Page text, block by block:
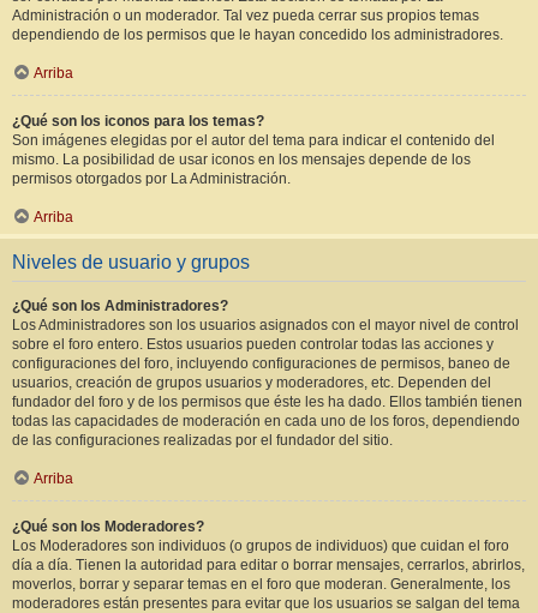
Administración o un moderador. Tal vez pueda cerrar sus propios temas
dependiendo de los permisos que le hayan concedido los administradores.
Arriba
¿Qué son los iconos para los temas?
Son imágenes elegidas por el autor del tema para indicar el contenido del
mismo. La posibilidad de usar iconos en los mensajes depende de los
permisos otorgados por La Administración.
Arriba
Niveles de usuario y grupos
¿Qué son los Administradores?
Los Administradores son los usuarios asignados con el mayor nivel de control
sobre el foro entero. Estos usuarios pueden controlar todas las acciones y
configuraciones del foro, incluyendo configuraciones de permisos, baneo de
usuarios, creación de grupos usuarios y moderadores, etc. Dependen del
fundador del foro y de los permisos que éste les ha dado. Ellos también tienen
todas las capacidades de moderación en cada uno de los foros, dependiendo
de las configuraciones realizadas por el fundador del sitio.
Arriba
¿Qué son los Moderadores?
Los Moderadores son individuos (o grupos de individuos) que cuidan el foro
día a día. Tienen la autoridad para editar o borrar mensajes, cerrarlos, abrirlos,
moverlos, borrar y separar temas en el foro que moderan. Generalmente, los
moderadores están presentes para evitar que los usuarios se salgan del tema